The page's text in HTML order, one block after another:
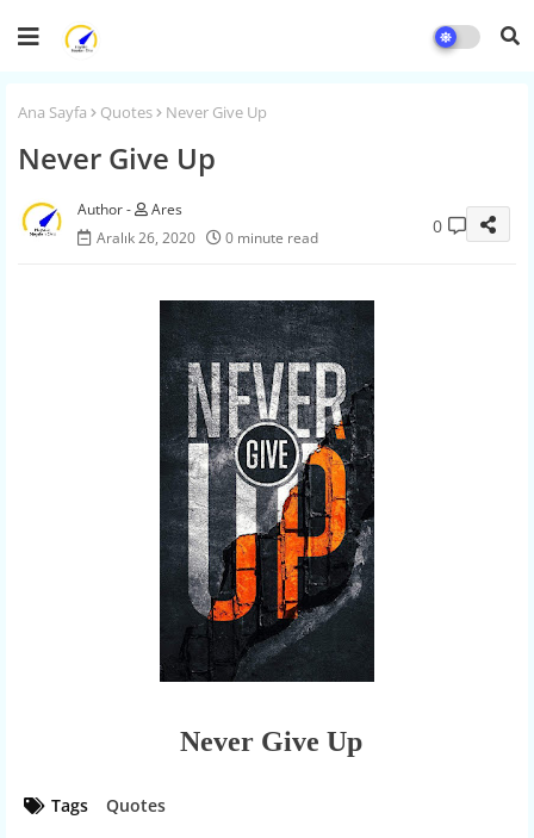
Ana Sayfa Quotes Never Give Up
Never Give Up
Ares
Aralık 26, 2020
0 minute read
0
Never Give Up
Tags Quotes